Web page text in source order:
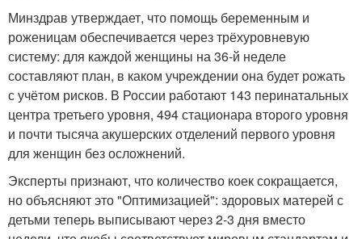
Минздрав утверждает, что помощь беременным и
роженицам обеспечивается через трёхуровневую
систему: для каждой женщины на 36-й неделе
составляют план, в каком учреждении она будет рожать
с учётом рисков. В России работают 143 перинатальных
центра третьего уровня, 494 стационара второго уровня
и почти тысяча акушерских отделений первого уровня
для женщин без осложнений.
Эксперты признают, что количество коек сокращается,
но объясняют это "Оптимизацией": здоровых матерей с
детьми теперь выписывают через 2-3 дня вместо